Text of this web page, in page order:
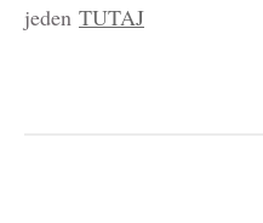
jeden TUTAJ